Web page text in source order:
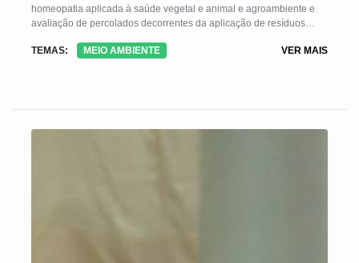
homeopatia aplicada à saúde vegetal e animal e agroambiente e
avaliação de percolados decorrentes da aplicação de resíduos
TEMAS:
MEIO AMBIENTE VER MAIS